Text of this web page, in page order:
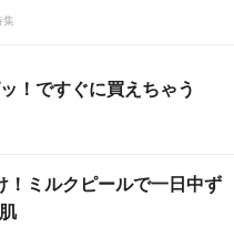
集
！ですぐに買えちゃう
！ミルクピールで一日中ず